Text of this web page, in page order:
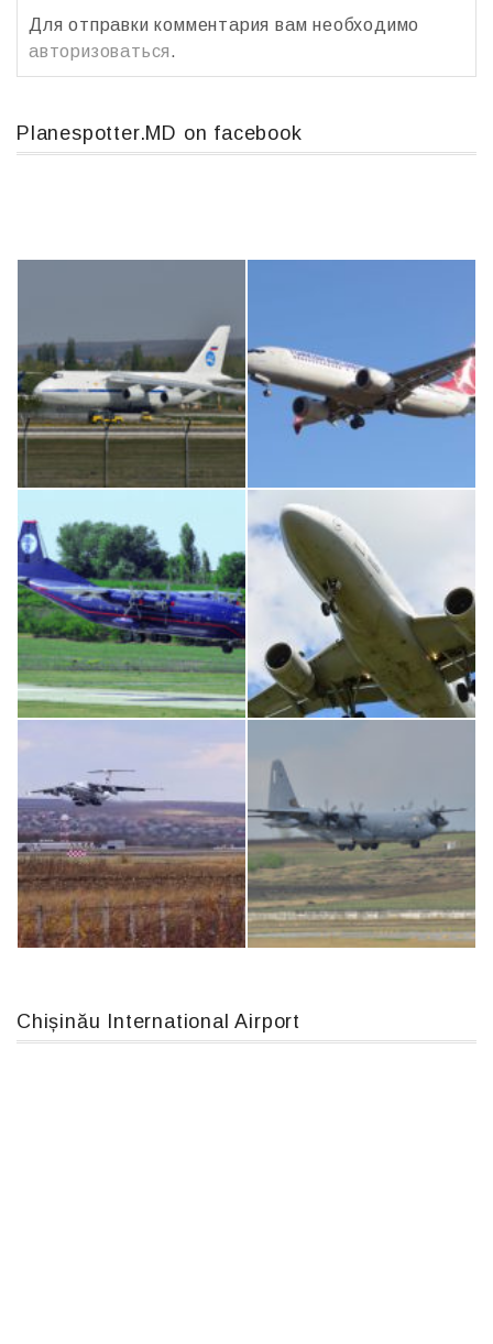
Для отправки комментария вам необходимо
авторизоваться.
Planespotter.MD on facebook
An124, RA-82013 Boeing 737 MAX 8, TC-LCC
An12, UR-CGV Airbus A319-114 D-AILN, Lufthansa, Франкфурт-Кишинев, 24/06/18
Chișinău International Airport